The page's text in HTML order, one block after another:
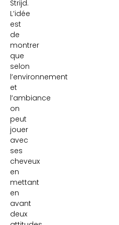
Strijd.
L’idée
est
de
montrer
que
selon
l’environnement
et
l’ambiance
on
peut
jouer
avec
ses
cheveux
en
mettant
en
avant
deux